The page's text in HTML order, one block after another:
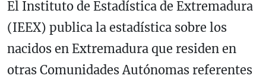
El Instituto de Estadística de Extremadura
(IEEX) publica la estadística sobre los
nacidos en Extremadura que residen en
otras Comunidades Autónomas referentes